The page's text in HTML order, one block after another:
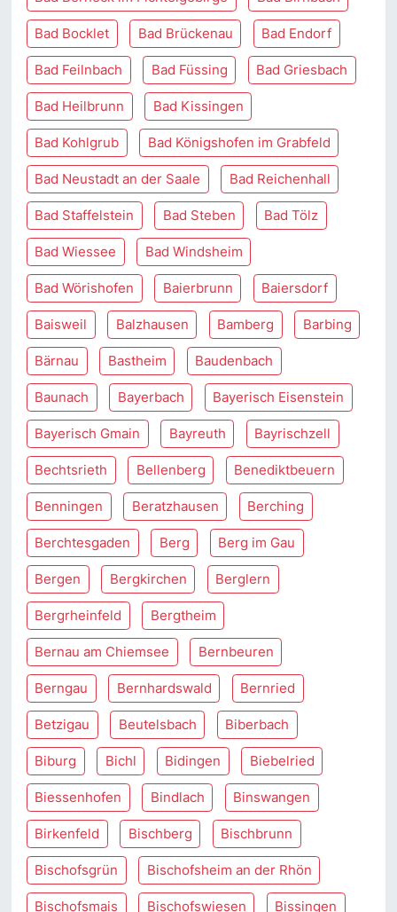
Bad Bocklet Bad Brückenau Bad Endorf
Bad Feilnbach Bad Füssing Bad Griesbach
Bad Heilbrunn Bad Kissingen
Bad Kohlgrub Bad Königshofen im Grabfeld
Bad Neustadt an der Saale Bad Reichenhall
Bad Staffelstein Bad Steben Bad Tölz
Bad Wiessee Bad Windsheim
Bad Wörishofen Baierbrunn Baiersdorf
Baisweil Balzhausen Bamberg Barbing
Bärnau Bastheim Baudenbach
Baunach Bayerbach Bayerisch Eisenstein
Bayerisch Gmain Bayreuth Bayrischzell
Bechtsrieth Bellenberg Benediktbeuern
Benningen Beratzhausen Berching
Berchtesgaden Berg Berg im Gau
Bergen Bergkirchen Berglern
Bergrheinfeld Bergtheim
Bernau am Chiemsee Bernbeuren
Berngau Bernhardswald Bernried
Betzigau Beutelsbach Biberbach
Biburg Bichl Bidingen Biebelried
Biessenhofen Bindlach Binswangen
Birkenfeld Bischberg Bischbrunn
Bischofsgrün Bischofsheim an der Rhön
Bischofsmais Bischofswiesen Bissingen